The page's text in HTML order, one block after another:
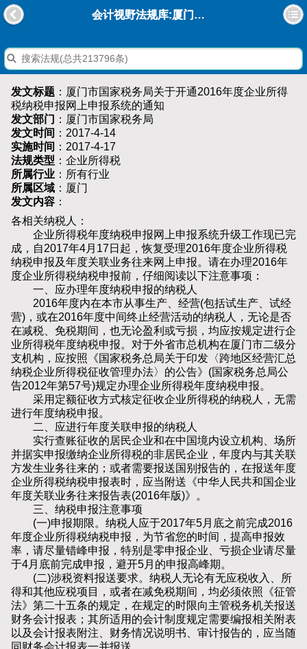
会计视野法规库:厦门市国家税务局关于开通2016年度企业所得税纳税申报网上申报系统的通知
发文标题 ：厦门市国家税务局关于开通2016年度企业所得
税纳税申报网上申报系统的通知
发文部门 ：厦门市国家税务局
发文时间 ：2017-4-14
实施时间 ：2017-4-17
法规类型 ：企业所得税
所属行业 ：所有行业
所属区域 ：厦门
发文内容 ：
各相关纳税人：
企业所得税年度纳税申报网上申报系统升级工作现已完
成，自2017年4月17日起，恢复受理2016年度企业所得税
纳税申报及年度关联业务往来网上申报。请在办理2016年
度企业所得税纳税申报前，仔细阅读以下注意事项：
一、应办理年度纳税申报的纳税人
2016年度内在本市从事生产、经营(包括试生产、试经
营)，或在2016年度中间终止经营活动的纳税人，无论是否
在减税、免税期间，也无论盈利或亏损，均应按规定进行企
业所得税年度纳税申报。对于外省市总机构在厦门市二级分
支机构，应按照《国家税务总局关于印发〈跨地区经营汇总
纳税企业所得税征收管理办法〉的公告》(国家税务总局公
告2012年第57号)规定办理企业所得税年度纳税申报。
采用定额征收方式核定征收企业所得税的纳税人，无需
进行年度纳税申报。
二、应进行年度关联申报的纳税人
实行查账征收的居民企业和在中国境内设立机构、场所
并据实申报缴纳企业所得税的非居民企业，年度内与其关联
方发生业务往来的；或者需要报送国别报告的，在报送年度
企业所得税纳税申报表时，应当附送《中华人民共和国企业
年度关联业务往来报告表(2016年版)》。
三、纳税申报注意事项
(一)申报期限。纳税人应于2017年5月底之前完成2016
年度企业所得税纳税申报，为节省您的时间，提高申报效
率，请尽量错峰申报，特别是零申报企业、亏损企业请尽量
于4月底前完成申报，避开5月的申报高峰期。
(二)涉税资料报送要求。纳税人无论有无应税收入、所
得和其他应税项目，或者在减免税期间，均必须依照《征管
法》第二十五条的规定，在规定的时限向主管税务机关报送
财务会计报表；其所适用的会计制度规定需要编报相关附表
以及会计报表附注、财务情况说明书、审计报告的，应当随